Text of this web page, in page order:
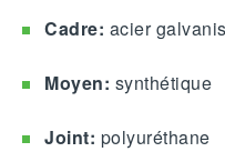
Cadre: acier
Moyen: synthétique
Joint: polyuréthane